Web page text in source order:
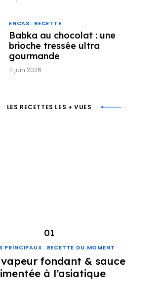
ENCAS RECETTE
Babka au chocolat : une
brioche tressée ultra
gourmande
11 juin 2026
LES RECETTES LES + VUES
PRINCIPAUX RECETTE DU MOMENT
fondant & sauce
à l’asiatique